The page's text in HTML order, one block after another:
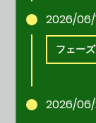
2026/06/
フェー
2026/